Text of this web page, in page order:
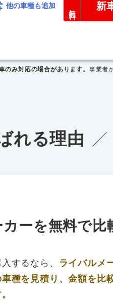
他の車種も追加 新
み対応の場合があります。 事業者
れる理由
ーを無料で比
するなら、
ライバルメ
種を見積り、金額を比